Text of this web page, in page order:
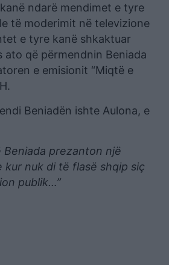
ndarë mendimet e tyre
të moderimit në televizione
e tyre kanë shkaktuar
ato që përmendnin Beniada
e emisionit “Miqtë e
Beniadën ishte Aulona, e
Beniada prezanton një
kur nuk di të flasë shqip siç
publik…”